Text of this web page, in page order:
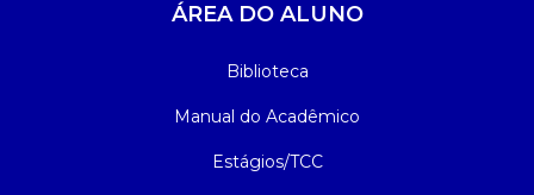
ÁREA DO ALUNO
Biblioteca
Manual do Acadêmico
Estágios/TCC